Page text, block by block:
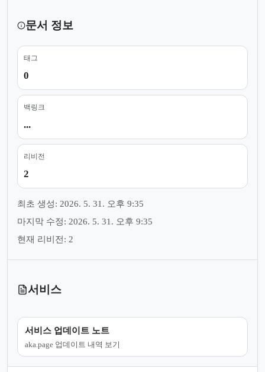
문서 정보
태그
0
백링크
...
리비전
2
최초 생성: 2026. 5. 31. 오후 9:35
마지막 수정: 2026. 5. 31. 오후 9:35
현재 리비전: 2
서비스
서비스 업데이트 노트
aka.page 업데이트 내역 보기